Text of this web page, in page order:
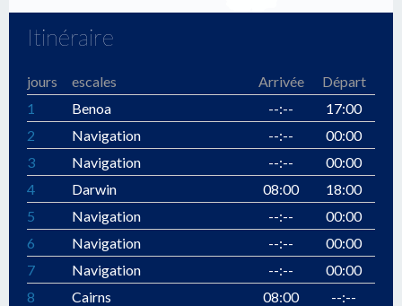
Itinéraire
jours escales Arrivée
Départ
1
Benoa --:--
17:00
2
Navigation --:--
00:00
3
Navigation --:--
00:00
4
Darwin 08:00
18:00
5
Navigation --:--
00:00
6
Navigation --:--
00:00
7
Navigation --:--
00:00
8
Cairns 08:00
--:--